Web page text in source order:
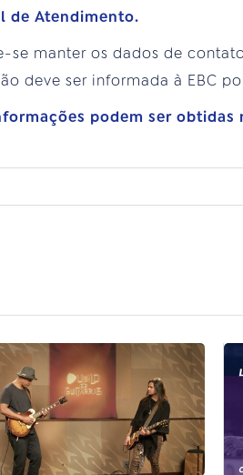
de Atendimento.
se manter os dados de
deve ser informada à EBC
podem ser obtidas